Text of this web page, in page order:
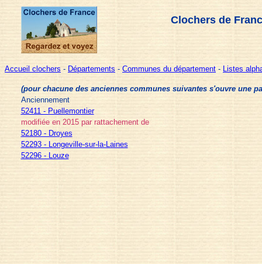
Clochers de
Accueil clochers - Départements - Communes du département - Listes
(pour chacune des anciennes communes suivantes s'ouvre une
Anciennement
52411 - Puellemontier
modifiée en 2015 par rattachement de
52180 - Droyes
52293 - Longeville-sur-la-Laines
52296 - Louze